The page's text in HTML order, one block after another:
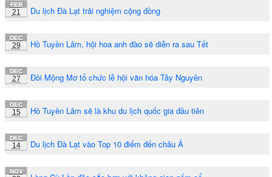
FEB
21 Du lịch Đà Lạt trải nghiệm cộng đồng
DEC
29 Hồ Tuyền Lâm, hội hoa anh đào sẽ diễn ra sau Tết
DEC
27 Đồi Mộng Mơ tổ chức lễ hội văn hóa Tây Nguyên
DEC
15 Hồ Tuyền Lâm sẽ là khu du lịch quốc gia đầu tiên
DEC
14 Du lịch Đà Lạt vào Top 10 điểm đến châu Á
NOV